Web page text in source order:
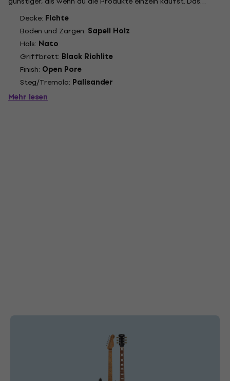
Hauptbild des Sets ist illustrativ.
Decke: Fichte
Boden und Zargen: Sapeli Holz
Hals: Nato
Griffbrett: Black Richlite
Finish: Open Pore
Steg/Tremolo: Palisander
Mehr lesen